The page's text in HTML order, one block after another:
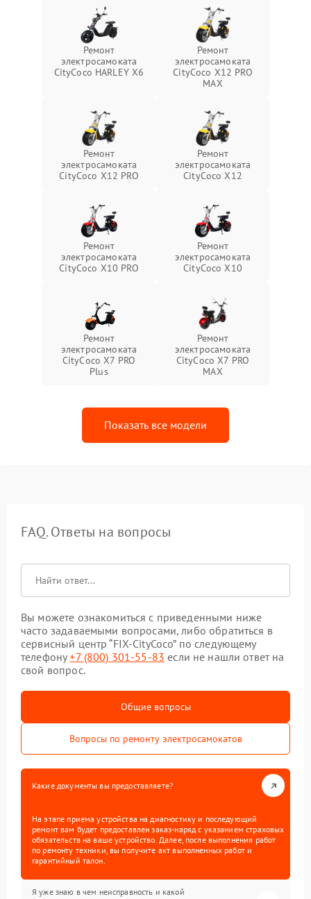
Ремонт
электросамоката
CityCoco HARLEY X6
Ремонт
электросамоката
CityCoco X12 PRO
MAX
Ремонт
электросамоката
CityCoco X12 PRO
Ремонт
электросамоката
CityCoco X12
Ремонт
электросамоката
CityCoco X10 PRO
Ремонт
электросамоката
CityCoco X10
Ремонт
электросамоката
CityCoco X7 PRO
Plus
Ремонт
электросамоката
CityCoco X7 PRO
MAX
Показать все модели
FAQ. Ответы на вопросы
Вы можете ознакомиться с приведенными ниже
часто задаваемыми вопросами, либо обратиться в
сервисный центр “FIX-CityCoco” по следующему
телефону+7 (800) 301-55-83 если не нашли ответ на
свой вопрос.
Общие вопросы
Вопросы по ремонту электросамокатов
Какие документы вы предоставляете?
На этапе приема устройства на диагностику и последующий
ремонт вам будет предоставлен заказ-наряд с указанием страховых
обязательств на ваше устройство. Далее, после выполнения работ
по ремонту техники, вы получите акт выполненных работ и
гарантийный талон.
Я уже знаю в чем неисправность и какой